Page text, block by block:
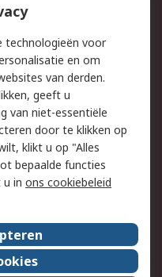
veiligheid
ons
technologieën voor
en om
van derden.
geeft u
van niet-essentiële
door te klikken op
klikt u op "Alles
bepaalde functies
in ons cookiebeleid